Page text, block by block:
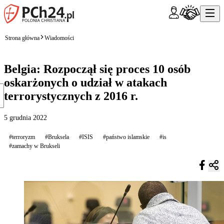
Strona główna Wiadomości
Belgia: Rozpoczął się proces 10 osób
oskarżonych o udział w atakach
terrorystycznych z 2016 r.
5 grudnia 2022
#terroryzm #Bruksela #ISIS #państwo islamskie
#is
#zamachy w Brukseli